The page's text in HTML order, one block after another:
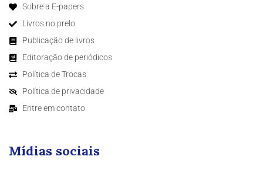
Sobre a E-papers
Livros no prelo
Publicação de livros
Editoração de periódicos
Política de Trocas
Política de privacidade
Entre em contato
Mídias sociais